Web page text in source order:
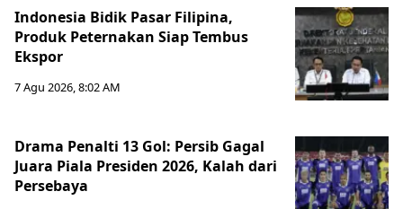
Indonesia Bidik Pasar Filipina,
Produk Peternakan Siap Tembus
Ekspor
7 Agu 2026, 8:02 AM
Drama Penalti 13 Gol: Persib Gagal
Juara Piala Presiden 2026, Kalah dari
Persebaya